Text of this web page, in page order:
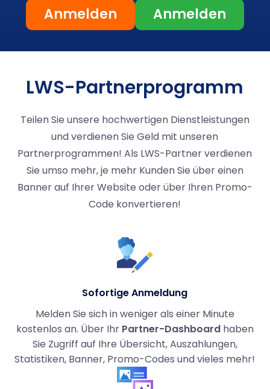
Anmelden Anmelden
LWS-Partnerprogramm
Teilen Sie unsere hochwertigen Dienstleistungen
und verdienen Sie Geld mit unseren
Partnerprogrammen! Als LWS-Partner verdienen
Sie umso mehr, je mehr Kunden Sie über einen
Banner auf Ihrer Website oder über Ihren Promo-
Code konvertieren!
Sofortige Anmeldung
Melden Sie sich in weniger als einer Minute
kostenlos an. Über Ihr Partner-Dashboardhaben
Sie Zugriff auf Ihre Übersicht, Auszahlungen,
Statistiken, Banner, Promo-Codes und vieles mehr!